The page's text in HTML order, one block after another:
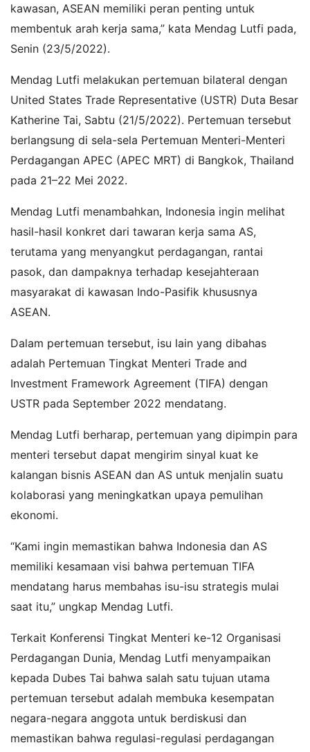
kawasan, ASEAN memiliki peran penting untuk
membentuk arah kerja sama,” kata Mendag Lutfi pada,
Senin (23/5/2022).
Mendag Lutfi melakukan pertemuan bilateral dengan
United States Trade Representative (USTR) Duta Besar
Katherine Tai, Sabtu (21/5/2022). Pertemuan tersebut
berlangsung di sela-sela Pertemuan Menteri-Menteri
Perdagangan APEC (APEC MRT) di Bangkok, Thailand
pada 21–22 Mei 2022.
Mendag Lutfi menambahkan, Indonesia ingin melihat
hasil-hasil konkret dari tawaran kerja sama AS,
terutama yang menyangkut perdagangan, rantai
pasok, dan dampaknya terhadap kesejahteraan
masyarakat di kawasan Indo-Pasifik khususnya
ASEAN.
Dalam pertemuan tersebut, isu lain yang dibahas
adalah Pertemuan Tingkat Menteri Trade and
Investment Framework Agreement (TIFA) dengan
USTR pada September 2022 mendatang.
Mendag Lutfi berharap, pertemuan yang dipimpin para
menteri tersebut dapat mengirim sinyal kuat ke
kalangan bisnis ASEAN dan AS untuk menjalin suatu
kolaborasi yang meningkatkan upaya pemulihan
ekonomi.
“Kami ingin memastikan bahwa Indonesia dan AS
memiliki kesamaan visi bahwa pertemuan TIFA
mendatang harus membahas isu-isu strategis mulai
saat itu,” ungkap Mendag Lutfi.
Terkait Konferensi Tingkat Menteri ke-12 Organisasi
Perdagangan Dunia, Mendag Lutfi menyampaikan
kepada Dubes Tai bahwa salah satu tujuan utama
pertemuan tersebut adalah membuka kesempatan
negara-negara anggota untuk berdiskusi dan
memastikan bahwa regulasi-regulasi perdagangan